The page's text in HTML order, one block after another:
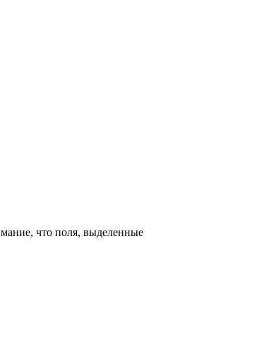
что поля, выделенные